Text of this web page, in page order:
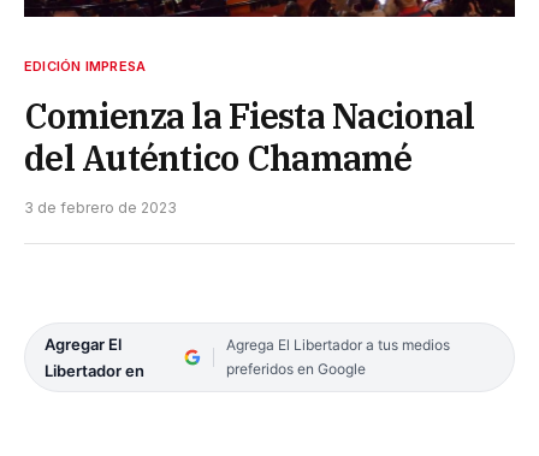
EDICIÓN IMPRESA
Comienza la Fiesta Nacional
del Auténtico Chamamé
3 de febrero de 2023
Agregar El
Libertador en
Agrega El Libertador a tus medios
preferidos en Google